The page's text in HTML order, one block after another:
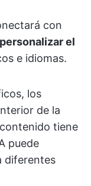
con
personalizar el
e idiomas.
los
de la
tiene
puede
diferentes